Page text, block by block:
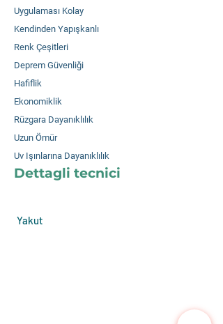
Uygulaması Kolay
Kendinden Yapışkanlı
Renk Çeşitleri
Deprem Güvenliği
Hafiflik
Ekonomiklik
Rüzgara Dayanıklılık
Uzun Ömür
Uv Işınlarına Dayanıklılık
Dettagli tecnici
Yakut